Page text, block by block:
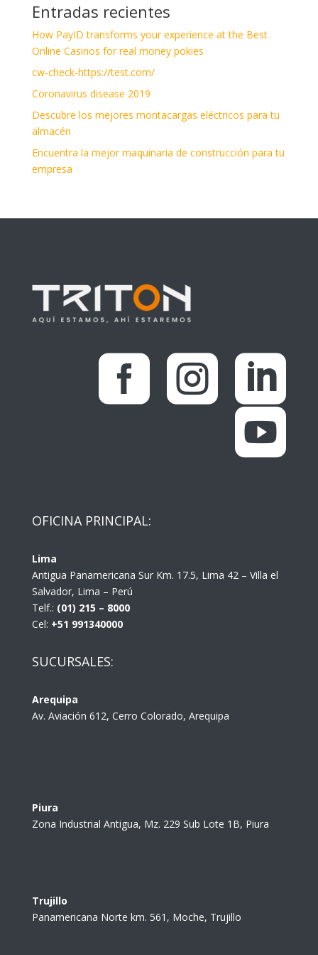
Entradas recientes
How PayID transforms your experience at the Best
Online Casinos for real money pokies
cw-check-https://test.com/
Coronavirus disease 2019
Descubre los mejores montacargas eléctricos para tu
almacén
Encuentra la mejor maquinaria de construcción para tu
empresa
  

OFICINA PRINCIPAL:
Lima
Antigua Panamericana Sur Km. 17.5, Lima 42 – Villa el
Salvador, Lima – Perú
Telf.: (01) 215 – 8000
Cel: +51 991340000
SUCURSALES:
Arequipa
Av. Aviación 612, Cerro Colorado, Arequipa
Piura
Zona Industrial Antigua, Mz. 229 Sub Lote 1B, Piura
Trujillo
Panamericana Norte km. 561, Moche, Trujillo